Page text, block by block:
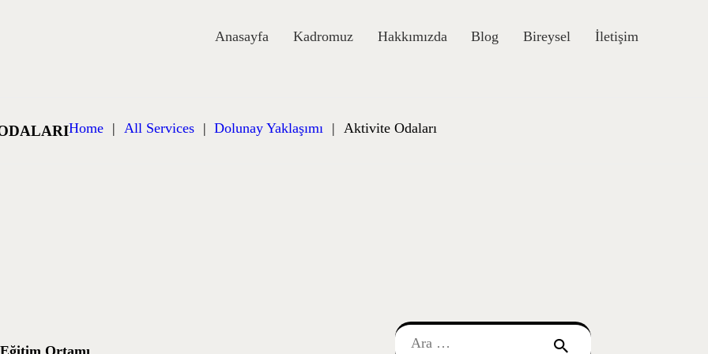
Anasayfa Kadromuz Hakkımızda Blog Bireysel İletişim
Home All Services Dolunay Yaklaşımı Aktivite Odaları
Ortamı
Arama: